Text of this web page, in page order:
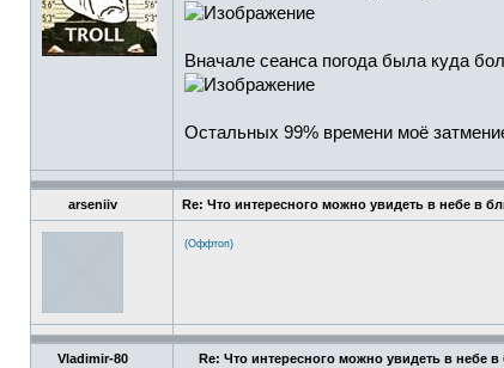
Вначале сеанса погода была куда
Остальных 99% времени моё
arseniiv Re: Что интересного можно увидеть в небе в
(Оффтоп)
Vladimir-80 Re: Что интересного можно увидеть в небе